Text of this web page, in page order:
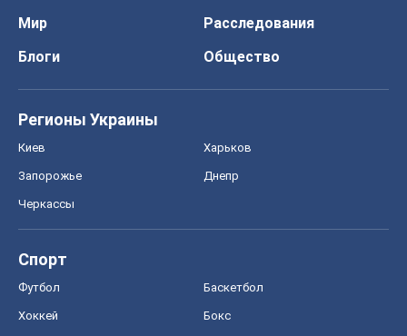
Мир
Расследования
Блоги
Общество
Регионы Украины
Киев Харьков
Запорожье Днепр
Черкассы
Спорт
Футбол Баскетбол
Хоккей Бокс